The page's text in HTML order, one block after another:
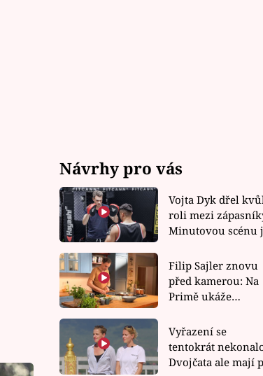
Návrhy pro vás
Vojta Dyk dřel
roli mezi
Minutovou scénu
Filip Sajler znovu
před kamerou: Na
Primě ukáže
rychlé recepty
Vyřazení se
tentokrát
Dvojčata ale mají